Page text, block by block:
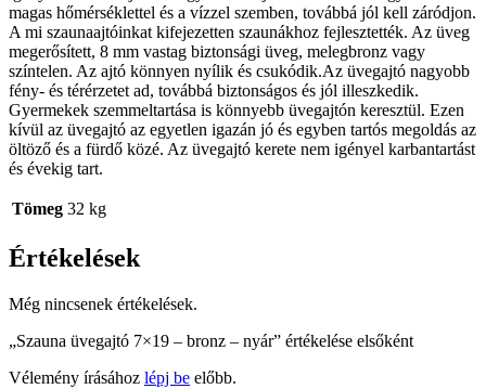
magas hőmérséklettel és a vízzel szemben, továbbá jól kell záródjon.
A mi szaunaajtóinkat kifejezetten szaunákhoz fejlesztették. Az üveg
megerősített, 8 mm vastag biztonsági üveg, melegbronz vagy
színtelen. Az ajtó könnyen nyílik és csukódik.Az üvegajtó nagyobb
fény- és térérzetet ad, továbbá biztonságos és jól illeszkedik.
Gyermekek szemmeltartása is könnyebb üvegajtón keresztül. Ezen
kívül az üvegajtó az egyetlen igazán jó és egyben tartós megoldás az
öltöző és a fürdő közé. Az üvegajtó kerete nem igényel karbantartást
és évekig tart.
Tömeg 32 kg
Értékelések
Még nincsenek értékelések.
„Szauna üvegajtó 7×19 – bronz – nyár” értékelése elsőként
Vélemény írásához lépj be előbb.